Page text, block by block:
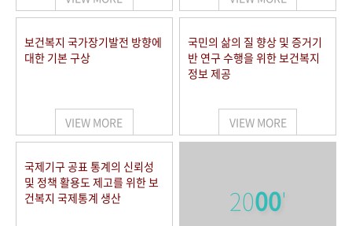
보건복지 국가장기발전 방향에
대한 기본 구상
VIEW MORE
국민의 삶의 질 향상 및 증거기
반 연구 수행을 위한 보건복지
정보 제공
VIEW MORE
국제기구 공표 통계의 신뢰성
및 정책 활용도 제고를 위한 보
건복지 국제통계 생산
2000'